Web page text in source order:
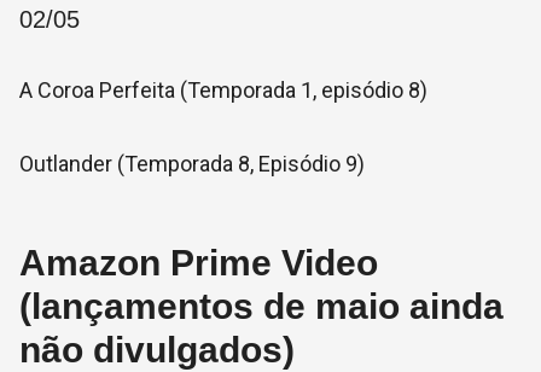
02/05
A Coroa Perfeita (Temporada 1, episódio 8)
Outlander (Temporada 8, Episódio 9)
Amazon Prime Video
(lançamentos de maio ainda
não divulgados)